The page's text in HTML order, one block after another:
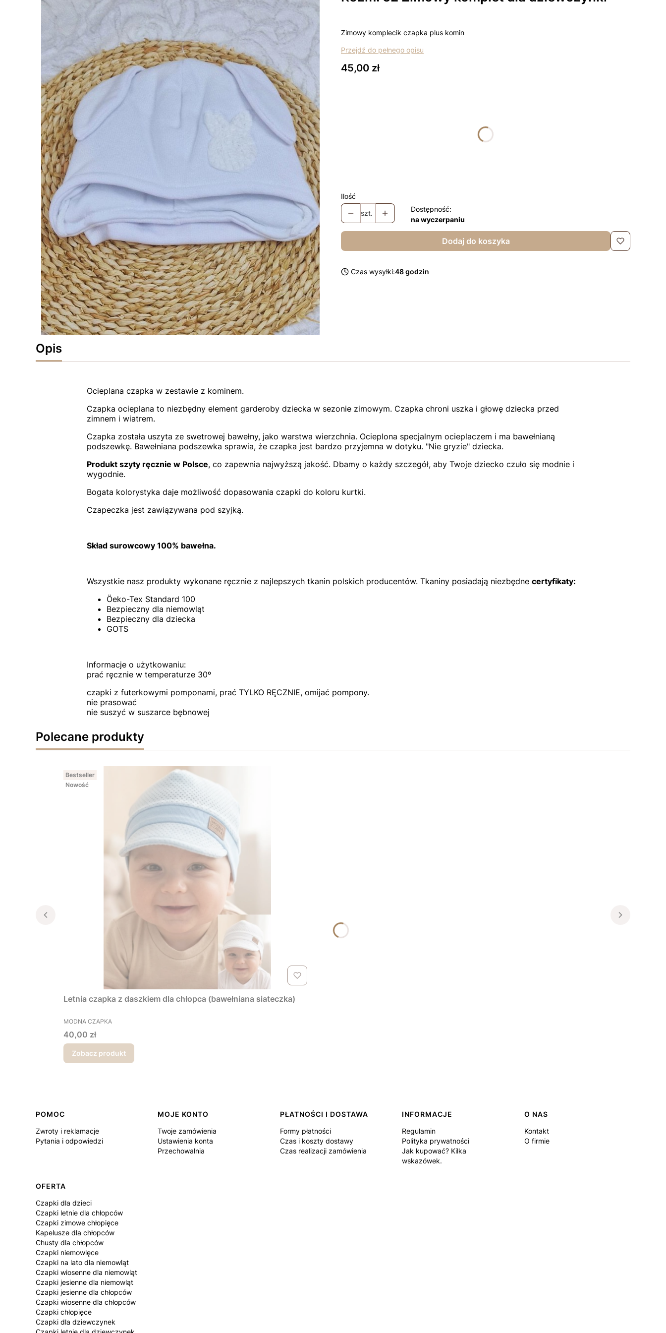
Zimowy komplecik czapka plus komin
Przejdź do pełnego opisu
Cena
45,00 zł
Ilość
szt.
Dostępność:
na wyczerpaniu
Dodaj do koszyka
Czas wysyłki:48 godzin
Opis
Ocieplana czapka w zestawie z kominem.
Czapka ocieplana to niezbędny element garderoby dziecka w sezonie zimowym. Czapka chroni uszka i głowę dziecka przed
zimnem i wiatrem.
Czapka została uszyta ze swetrowej bawełny, jako warstwa wierzchnia. Ocieplona specjalnym ocieplaczem i ma bawełnianą
podszewkę. Bawełniana podszewka sprawia, że czapka jest bardzo przyjemna w dotyku. "Nie gryzie" dziecka.
Produkt szyty ręcznie w Polsce, co zapewnia najwyższą jakość. Dbamy o każdy szczegół, aby Twoje dziecko czuło się modnie i
wygodnie.
Bogata kolorystyka daje możliwość dopasowania czapki do koloru kurtki.
Czapeczka jest zawiązywana pod szyjką.
Skład surowcowy 100% bawełna.
Wszystkie nasz produkty wykonane ręcznie z najlepszych tkanin polskich producentów. Tkaniny posiadają niezbędne certyfikaty:
Öeko-Tex Standard 100
Bezpieczny dla niemowląt
Bezpieczny dla dziecka
GOTS
Informacje o użytkowaniu:
prać ręcznie w temperaturze 30º
czapki z futerkowymi pomponami, prać TYLKO RĘCZNIE, omijać pompony.
nie prasować
nie suszyć w suszarce bębnowej
Polecane produkty
Bestseller
Nowość
Letnia czapka z daszkiem dla chłopca (bawełniana siateczka)
PRODUCENT
MODNA CZAPKA
Cena
40,00 zł
Zobacz produkt
Linki w stopce
POMOC
Zwroty i reklamacje
Pytania i odpowiedzi
MOJE KONTO
Twoje zamówienia
Ustawienia konta
Przechowalnia
PŁATNOŚCI I DOSTAWA
Formy płatności
Czas i koszty dostawy
Czas realizacji zamówienia
INFORMACJE
Regulamin
Polityka prywatności
Jak kupować? Kilka
wskazówek.
O NAS
Kontakt
O firmie
OFERTA
Czapki dla dzieci
Czapki letnie dla chłopców
Czapki zimowe chłopięce
Kapelusze dla chłopców
Chusty dla chłopców
Czapki niemowlęce
Czapki na lato dla niemowląt
Czapki wiosenne dla niemowląt
Czapki jesienne dla niemowląt
Czapki jesienne dla chłopców
Czapki wiosenne dla chłopców
Czapki chłopięce
Czapki dla dziewczynek